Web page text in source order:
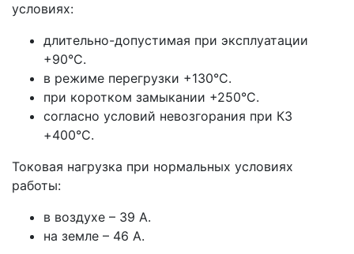
условиях:
длительно-допустимая при эксплуатации
+90°С.
в режиме перегрузки +130°С.
при коротком замыкании +250°С.
согласно условий невозгорания при КЗ
+400°С.
Токовая нагрузка при нормальных условиях
работы:
в воздухе – 39 А.
на земле – 46 А.